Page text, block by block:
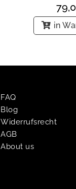
in
FAQ
Blog
Widerrufsrecht
AGB
About us